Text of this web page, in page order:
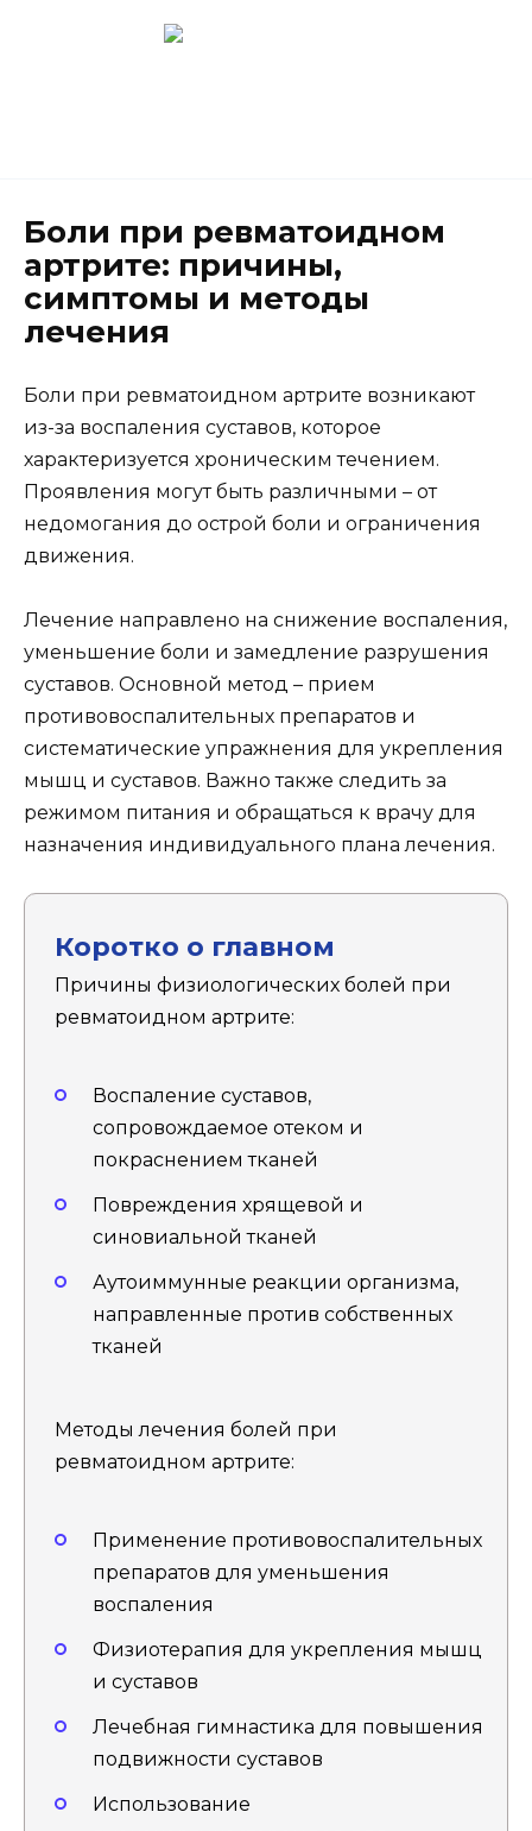
Боли при ревматоидном
артрите: причины,
симптомы и методы
лечения
Боли при ревматоидном артрите возникают
из-за воспаления суставов, которое
характеризуется хроническим течением.
Проявления могут быть различными – от
недомогания до острой боли и ограничения
движения.
Лечение направлено на снижение воспаления,
уменьшение боли и замедление разрушения
суставов. Основной метод – прием
противовоспалительных препаратов и
систематические упражнения для укрепления
мышц и суставов. Важно также следить за
режимом питания и обращаться к врачу для
назначения индивидуального плана лечения.
Коротко о главном
Причины физиологических болей при
ревматоидном артрите:
Воспаление суставов,
сопровождаемое отеком и
покраснением тканей
Повреждения хрящевой и
синовиальной тканей
Аутоиммунные реакции организма,
направленные против собственных
тканей
Методы лечения болей при
ревматоидном артрите:
Применение противовоспалительных
препаратов для уменьшения
воспаления
Физиотерапия для укрепления мышц
и суставов
Лечебная гимнастика для повышения
подвижности суставов
Использование